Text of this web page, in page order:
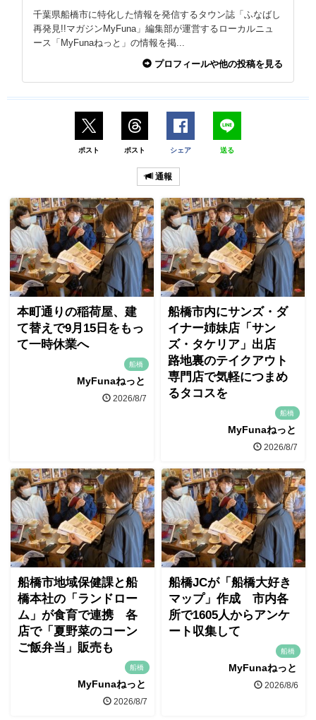
千葉県船橋市に特化した情報を発信するタウン誌「ふなばし
再発見!!マガジンMyFuna」編集部が運営するローカルニュ
ース「MyFunaねっと」の情報を掲...
プロフィールや他の投稿を見る
ポスト ポスト シェア 送る
通報
本町通りの稲荷屋、建
て替えで9月15日をもっ
て一時休業へ
船橋
MyFunaねっと
2026/8/7
船橋市内にサンズ・ダ
イナー姉妹店「サン
ズ・タケリア」出店
路地裏のテイクアウト
専門店で気軽につまめ
るタコスを
船橋
MyFunaねっと
2026/8/7
船橋市地域保健課と船
橋本社の「ランドロー
ム」が食育で連携 各
店で「夏野菜のコーン
ご飯弁当」販売も
船橋
MyFunaねっと
2026/8/7
船橋JCが「船橋大好き
マップ」作成 市内各
所で1605人からアンケ
ート収集して
船橋
MyFunaねっと
2026/8/6